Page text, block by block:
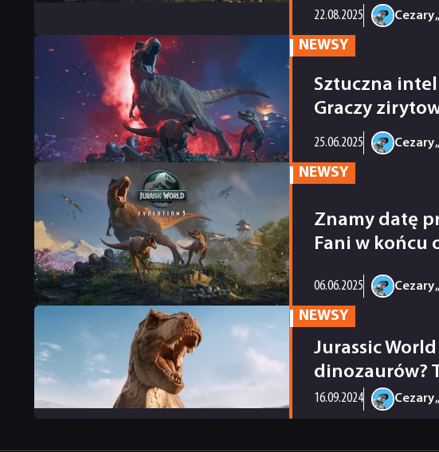
22.08.2025 Cezary
NEWSY
Sztuczna
Graczy
25.06.2025 Cezary
NEWSY
Znamy datę
Fani w końcu
06.06.2025 Cezary
NEWSY
Jurassic
dinozaurów?
16.09.2024 Cezary